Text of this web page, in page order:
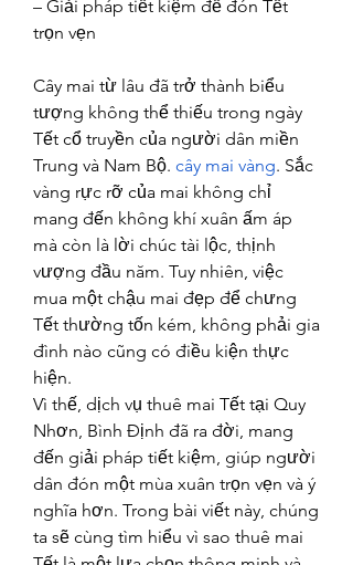
– Giải pháp tiết kiệm để đón Tết
trọn vẹn
Cây mai từ lâu đã trở thành biểu
tượng không thể thiếu trong ngày
Tết cổ truyền của người dân miền
Trung và Nam Bộ. cây mai vàng. Sắc
vàng rực rỡ của mai không chỉ
mang đến không khí xuân ấm áp
mà còn là lời chúc tài lộc, thịnh
vượng đầu năm. Tuy nhiên, việc
mua một chậu mai đẹp để chưng
Tết thường tốn kém, không phải gia
đình nào cũng có điều kiện thực
hiện.
Vì thế, dịch vụ thuê mai Tết tại Quy
Nhơn, Bình Định đã ra đời, mang
đến giải pháp tiết kiệm, giúp người
dân đón một mùa xuân trọn vẹn và ý
nghĩa hơn. Trong bài viết này, chúng
ta sẽ cùng tìm hiểu vì sao thuê mai